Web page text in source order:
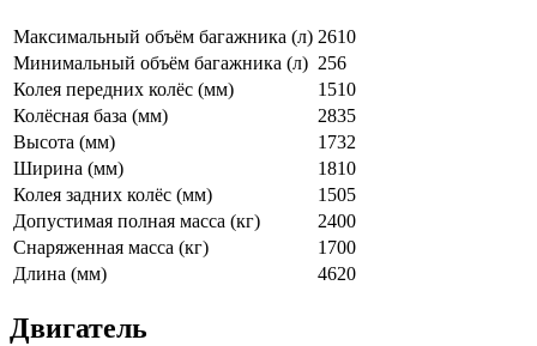
Максимальный объём багажника (л) 2610
Минимальный объём багажника (л) 256
Колея передних колёс (мм)
1510
Колёсная база (мм)
2835
Высота (мм)
1732
Ширина (мм)
1810
Колея задних колёс (мм)
1505
Допустимая полная масса (кг)
2400
Снаряженная масса (кг)
1700
Длина (мм)
4620
Двигатель